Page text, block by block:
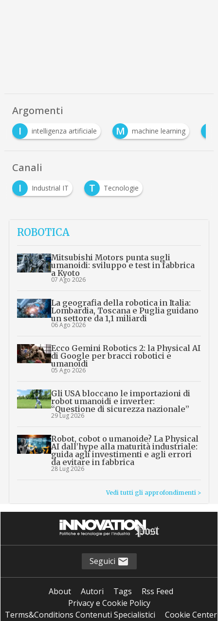
Argomenti
I
intelligenza artificiale M machine learning
Canali
I
Industrial IT T Tecnologie
ROBOTICA
Mitsubishi Motors punta sugli
umanoidi: sviluppo e test in fabbrica
a Kyoto
07 Ago 2026
La geografia della robotica in Italia:
Lombardia, Toscana e Puglia guidano
un settore da 1,1 miliardi
06 Ago 2026
Ecco Gemini Robotics 2: la Physical AI
di Google per bracci robotici e
umanoidi
05 Ago 2026
Gli USA bloccano le importazioni di
robot umanoidi e inverter:
“Questione di sicurezza nazionale”
29 Lug 2026
Robot, cobot o umanoide? La Physical
AI dall’hype alla maturità industriale:
guida agli investimenti e agli errori
da evitare in fabbrica
28 Lug 2026
Vedi tutti gli approfondimenti >
Seguici
About Autori Tags
Rss Feed
Privacy e Cookie Policy
Terms&Conditions Contenuti Specialistici
Cookie Center